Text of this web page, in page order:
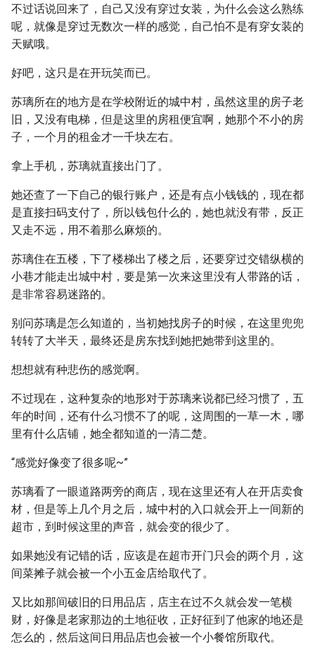
不过话说回来了，自己又没有穿过女装，为什么会这么熟练
呢，就像是穿过无数次一样的感觉，自己怕不是有穿女装的
天赋哦。
好吧，这只是在开玩笑而已。
苏璃所在的地方是在学校附近的城中村，虽然这里的房子老
旧，又没有电梯，但是这里的房租便宜啊，她那个不小的房
子，一个月的租金才一千块左右。
拿上手机，苏璃就直接出门了。
她还查了一下自己的银行账户，还是有点小钱钱的，现在都
是直接扫码支付了，所以钱包什么的，她也就没有带，反正
又走不远，用不着那么麻烦的。
苏璃住在五楼，下了楼梯出了楼之后，还要穿过交错纵横的
小巷才能走出城中村，要是第一次来这里没有人带路的话，
是非常容易迷路的。
别问苏璃是怎么知道的，当初她找房子的时候，在这里兜兜
转转了大半天，最终还是房东找到她把她带到这里的。
想想就有种悲伤的感觉啊。
不过现在，这种复杂的地形对于苏璃来说都已经习惯了，五
年的时间，还有什么习惯不了的呢，这周围的一草一木，哪
里有什么店铺，她全都知道的一清二楚。
“感觉好像变了很多呢~”
苏璃看了一眼道路两旁的商店，现在这里还有人在开店卖食
材，但是等上几个月之后，城中村的入口就会开上一间新的
超市，到时候这里的声音，就会变的很少了。
如果她没有记错的话，应该是在超市开门只会的两个月，这
间菜摊子就会被一个小五金店给取代了。
又比如那间破旧的日用品店，店主在过不久就会发一笔横
财，好像是老家那边的土地征收，正好征到了他家的地还是
怎么的，然后这间日用品店也会被一个小餐馆所取代。